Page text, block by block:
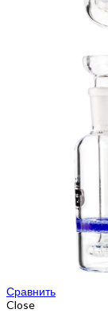
Сравнить
Close